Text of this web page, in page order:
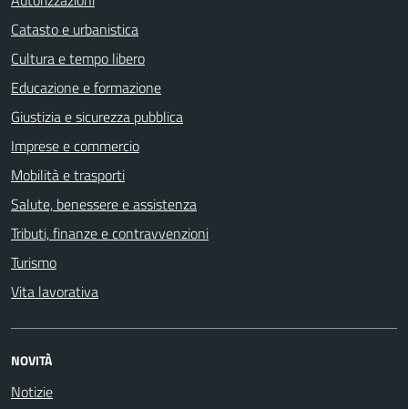
Catasto e urbanistica
Cultura e tempo libero
Educazione e formazione
Giustizia e sicurezza pubblica
Imprese e commercio
Mobilità e trasporti
Salute, benessere e assistenza
Tributi, finanze e contravvenzioni
Turismo
Vita lavorativa
NOVITÀ
Notizie